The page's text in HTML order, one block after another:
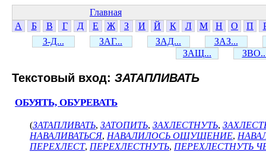
Главная
А
Б В Г Д Е Ж З И Й К Л М Н О П
З-Д...
ЗАГ... ЗАД...
ЗАЗ...
ЗАЩ...
Текстовый вход: ЗАТАПЛИВАТЬ
ОБУЯТЬ, ОБУРЕВАТЬ
(ЗАТАПЛИВАТЬ, ЗАТОПИТЬ, ЗАХЛЕСТНУТЬ,
НАВАЛИВАТЬСЯ, НАВАЛИЛОСЬ ОЩУЩЕНИЕ,
ПЕРЕХЛЕСТ, ПЕРЕХЛЕСТНУТЬ, ПЕРЕХЛЕСТНУТЬ